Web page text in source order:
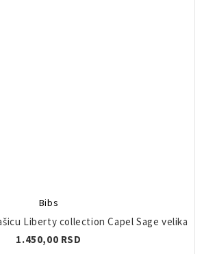
Bibs
Liberty collection Capel Sage velika
1.450,00 RSD